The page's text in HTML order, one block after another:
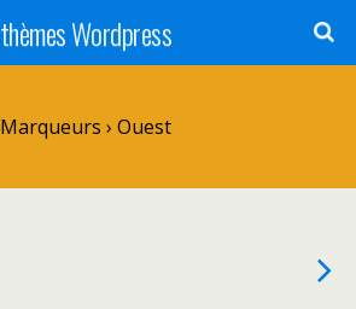
thèmes Wordpress
Marqueurs › Ouest